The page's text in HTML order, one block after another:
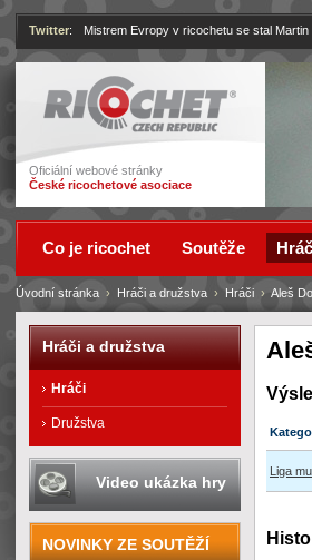
Ricochet
Oficiální webové stránky
České ricochetové asociace
Twitter: Mistrem Evropy v ricochetu se stal
Liga
Úvodní stránka › Hráči a družstva › Hráči › Aleš
Co je ricochet Soutěže
Hráči a družstva
Hráči
Družstva
Video ukázka hry
NOVINKY ZE SOUTĚŽÍ